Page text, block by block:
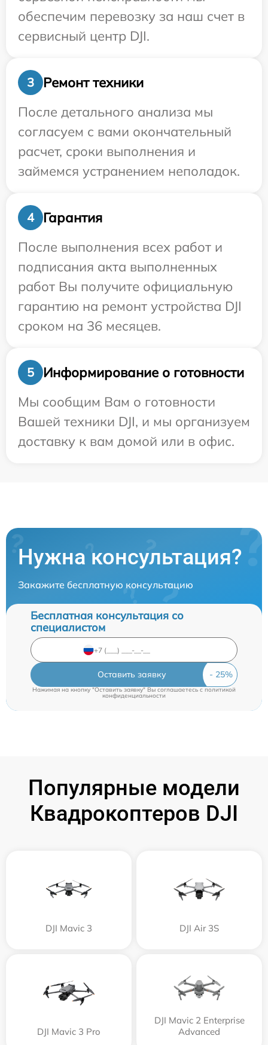
обеспечим перевозку за наш счет в
сервисный центр DJI.
3
Ремонт техники
После детального анализа мы
согласуем с вами окончательный
расчет, сроки выполнения и
займемся устранением неполадок.
4
Гарантия
После выполнения всех работ и
подписания акта выполненных
работ Вы получите официальную
гарантию на ремонт устройства DJI
сроком на 36 месяцев.
5
Информирование о готовности
Мы сообщим Вам о готовности
Вашей техники DJI, и мы организуем
доставку к вам домой или в офис.
Нужна консультация?
Закажите бесплатную консультацию
Бесплатная консультация со
специалистом
Оставить заявку
Нажимая на кнопку "Оставить заявку" Вы соглашаетесь c политикой
конфиденциальности
Популярные модели
Квадрокоптеров DJI
DJI Mavic 3 DJI Air 3S
DJI Mavic 3 Pro
DJI Mavic 2 Enterprise
Advanced